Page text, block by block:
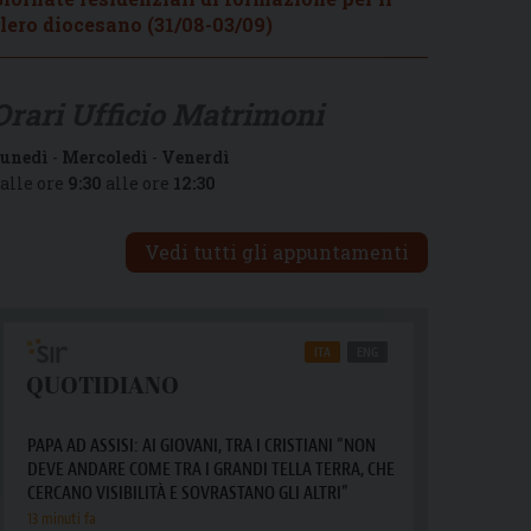
diocesano (31/08-03/09)
- Mercoledì - Venerdì
ore 9:30 alle ore 12:30
Vedi tutti gli appuntamenti